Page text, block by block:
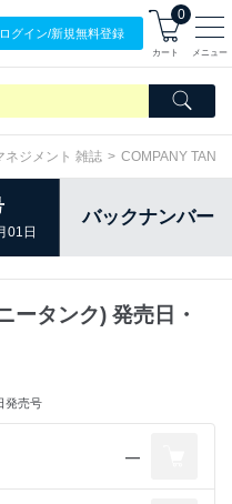
ログイン/新規無料登録
0
カート メニュー
ネジメント 雑誌 COMPANY
01日
バックナンバー
ータンク) 発売日・
発売号
―